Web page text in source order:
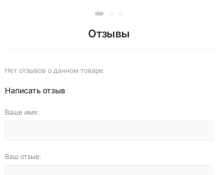
Отзывы
Нет отзывов о данном товаре.
Написать отзыв
Ваше имя:
Ваш отзыв: